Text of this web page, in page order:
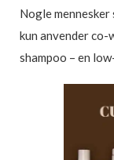
Nogle
kun anvender
shampoo – en